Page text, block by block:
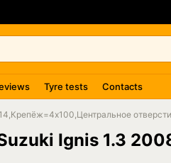
Tyre tests Contacts
Ignis 1.3